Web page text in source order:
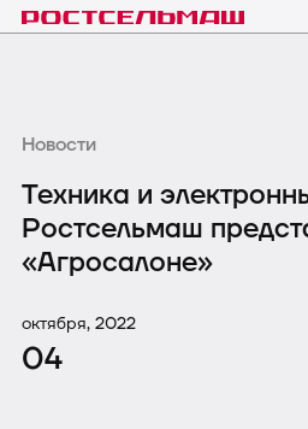
Новости
Техника и
Ростсельмаш
«Агросалоне»
октября, 2022
04